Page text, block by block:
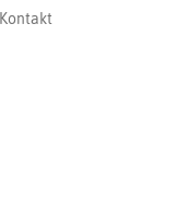
Kontakt